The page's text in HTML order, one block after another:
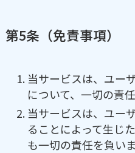
第5条（免責事項）
当サービスは、ユー
について、一切の責
当サービスは、ユー
ることによって生じ
も一切の責任を負いま